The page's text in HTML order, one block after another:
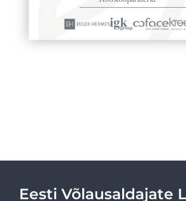
Eesti Võlausaldajate